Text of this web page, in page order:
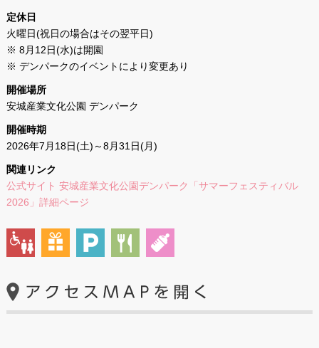
定休日
火曜日(祝日の場合はその翌平日)
※ 8月12日(水)は開園
※ デンパークのイベントにより変更あり
開催場所
安城産業文化公園 デンパーク
開催時期
2026年7月18日(土)～8月31日(月)
関連リンク
公式サイト 安城産業文化公園デンパーク「サマーフェスティバル
2026」詳細ページ